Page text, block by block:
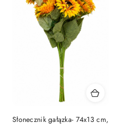
Słonecznik gałązka- 74x13 cm,